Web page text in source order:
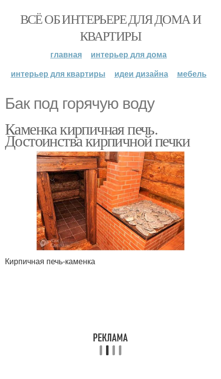
ВСЁ ОБ ИНТЕРЬЕРЕ ДЛЯ ДОМА И
КВАРТИРЫ
главная
интерьер для дома
интерьер для квартиры
идеи дизайна мебель
Бак под горячую воду
Каменка кирпичная печь.
Достоинства кирпичной печки
Кирпичная печь-каменка